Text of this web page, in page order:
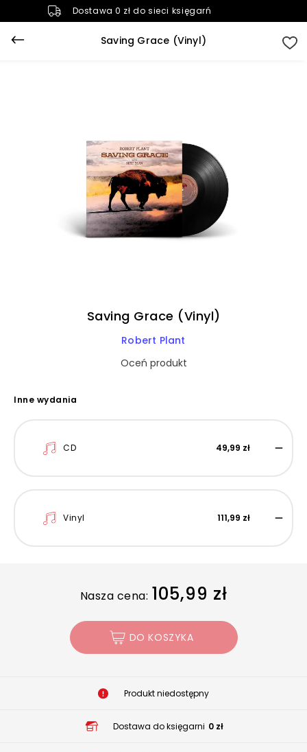
Dostawa 0 zł do sieci księgarń
Saving Grace (Vinyl)
Saving Grace (Vinyl)
Robert Plant
Oceń produkt
Inne wydania
CD 49,99 zł
Vinyl 111,99 zł
Nasza cena: 105,99 zł
DO KOSZYKA
Produkt niedostępny
Dostawa do księgarni 0 zł